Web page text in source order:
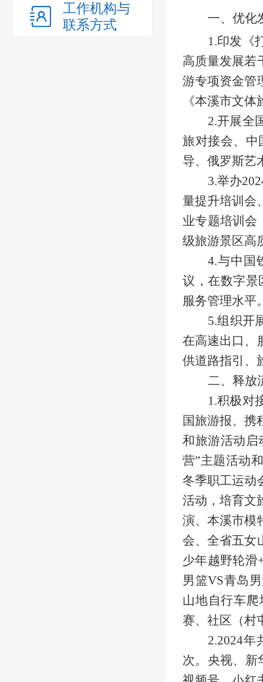
工作机构与
联系方式
一、 优化
1.印发《
高质量发展若
游专项资金管
《本溪市文
2.开展全
旅对接会、中
导、俄罗斯艺
3.举办
量提升培训会
业专题培训会
级旅游景区高
4.与中国
议，在数字景
服务管理水平
5.组织开
在高速出口、
供道路指引、
二、 释放
1.积极对
国旅游报、 携
和旅游活动启
营”主题活动
冬季职工运动
活动 ，培育文
演、本溪市模
会、全省五女
少年越野轮滑
男篮VS青岛
山地自行车
赛、社区（村
2.2024年
次。央视、新